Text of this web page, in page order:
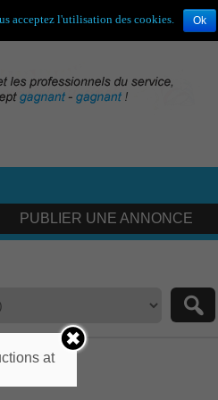
visiteur ![S'enregistrer|Connexion
PUBLIER UNE ANNONCE
acceptez l'utilisation des cookies. Ok
at